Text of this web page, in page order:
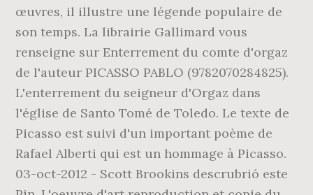
œuvres, il illustre une légende populaire de
son temps. La librairie Gallimard vous
renseigne sur Enterrement du comte d'orgaz
de l'auteur PICASSO PABLO (9782070284825).
L'enterrement du seigneur d'Orgaz dans
l'église de Santo Tomé de Toledo. Le texte de
Picasso est suivi d'un important poème de
Rafael Alberti qui est un hommage à Picasso.
03-oct-2012 - Scott Brookins descrubrió este